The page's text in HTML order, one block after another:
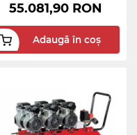
55.081,90 RON
Adaugă în coș